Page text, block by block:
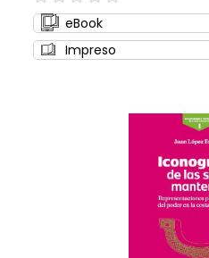
0%
eBook
Impreso